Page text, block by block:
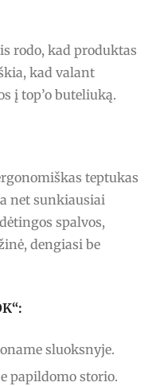
rodo, kad produktas
kad valant
į top’o buteliuką.
teptukas
net sunkiausiai
spalvos,
dengiasi be
sluoksnyje.
papildomo storio.